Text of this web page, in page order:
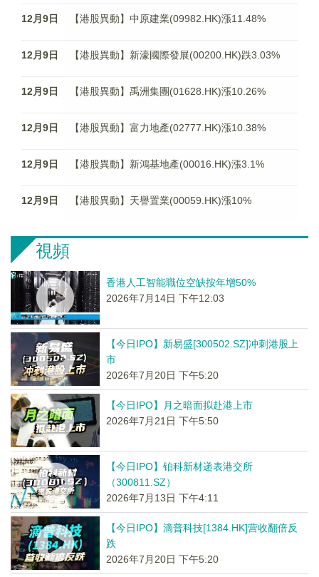
12月9日 【港股異動】中原建業(09982.HK)漲11.48%
12月9日 【港股異動】新濠國際發展(00200.HK)跌3.03%
12月9日 【港股異動】禹洲集團(01628.HK)漲10.26%
12月9日 【港股異動】富力地產(02777.HK)漲10.38%
12月9日 【港股異動】新鴻基地產(00016.HK)漲3.1%
12月9日 【港股異動】天譽置業(00059.HK)漲10%
視頻
香港人工智能職位空缺按年增50%
2026年7月14日 下午12:03
【今日IPO】新易盛[300502.SZ]冲刺港股上
市
2026年7月20日 下午5:20
【今日IPO】月之暗面拟赴港上市
2026年7月21日 下午5:50
【今日IPO】铂科新材递表港交所
（300811.SZ）
2026年7月13日 下午4:11
【今日IPO】滴普科技[1384.HK]营收翻倍反
跌
2026年7月20日 下午5:20